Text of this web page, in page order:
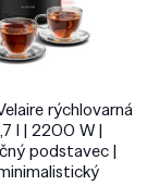
rýchlovarná
l | 2200 W |
podstavec |